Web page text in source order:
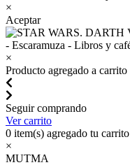
×
Aceptar
×
Producto agregado a carrito
Seguir comprando
Ver carrito
0 item(s) agregado tu carrito
×
MUTMA